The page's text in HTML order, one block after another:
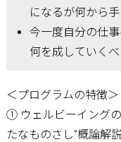
になるが何から
今一度自分の仕
何を成していく
＜プログラムの特徴＞
① ウェルビーイング
たなものさし”概論解